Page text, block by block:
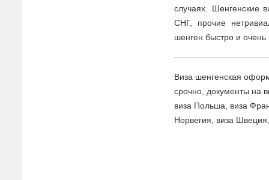
случаях. Шенгенские
СНГ, прочие
шенген быстро и очень
Виза шенгенская
срочно, документы на
виза Польша, виза
Норвегия, виза